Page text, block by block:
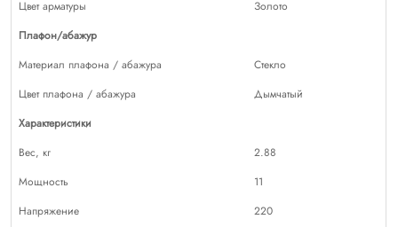
Цвет арматуры
Золото
Плафон/абажур
Материал плафона / абажура
Стекло
Цвет плафона / абажура
Дымчатый
Характеристики
Вес, кг
2.88
Мощность
11
Напряжение
220